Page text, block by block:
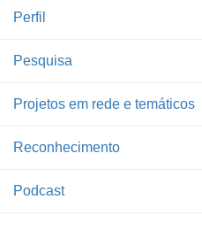
Perfil
Pesquisa
Projetos em rede e temáticos
Reconhecimento
Podcast